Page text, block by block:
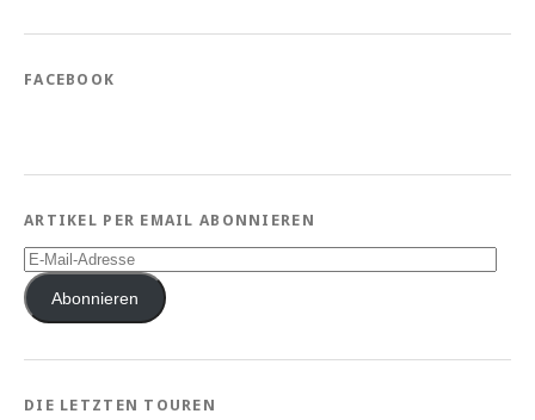
FACEBOOK
ARTIKEL PER EMAIL ABONNIEREN
E-
Mail-
AdresseAbonnieren
DIE LETZTEN TOUREN